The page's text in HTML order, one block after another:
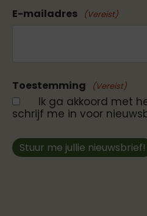
E-mailadres (Vereist)
Toestemming (Vereist)
Ik ga akkoord met
schrijf me in voor
Stuur me jullie nieuwsbrief!